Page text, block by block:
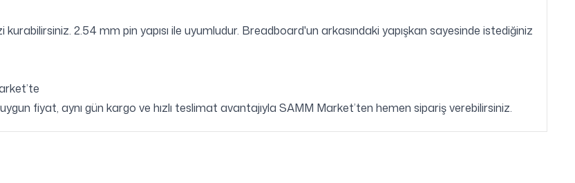
2.54 mm pin yapısı ile uyumludur. Breadboard'un arkasındaki yapışkan sayesinde istediğiniz
fiyat, aynı gün kargo ve hızlı teslimat avantajıyla SAMM Market’ten hemen sipariş verebilirsiniz.